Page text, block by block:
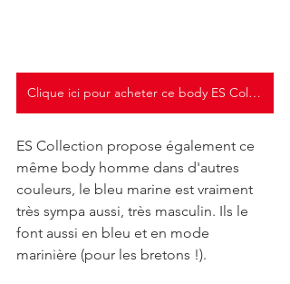
Clique ici pour acheter ce body ES Collection
ES Collection propose également ce
même body homme dans d'autres
couleurs, le bleu marine est vraiment
très sympa aussi, très masculin. Ils le
font aussi en bleu et en mode
marinière (pour les bretons !).